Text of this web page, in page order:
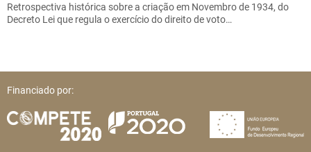
Retrospectiva histórica sobre a criação em Novembro de 1934, do
Decreto Lei que regula o exercício do direito de voto…
Financiado por: